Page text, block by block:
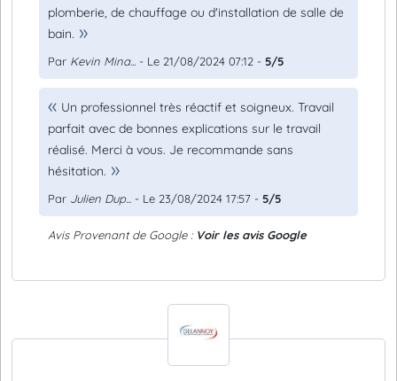
plomberie, de chauffage ou d'installation de salle de
bain.
Par Kevin Mina... - Le 21/08/2024 07:12 - 5/5
Un professionnel très réactif et soigneux. Travail
parfait avec de bonnes explications sur le travail
réalisé. Merci à vous. Je recommande sans
hésitation.
Par Julien Dup... - Le 23/08/2024 17:57 - 5/5
Avis Provenant de Google : Voir les avis Google